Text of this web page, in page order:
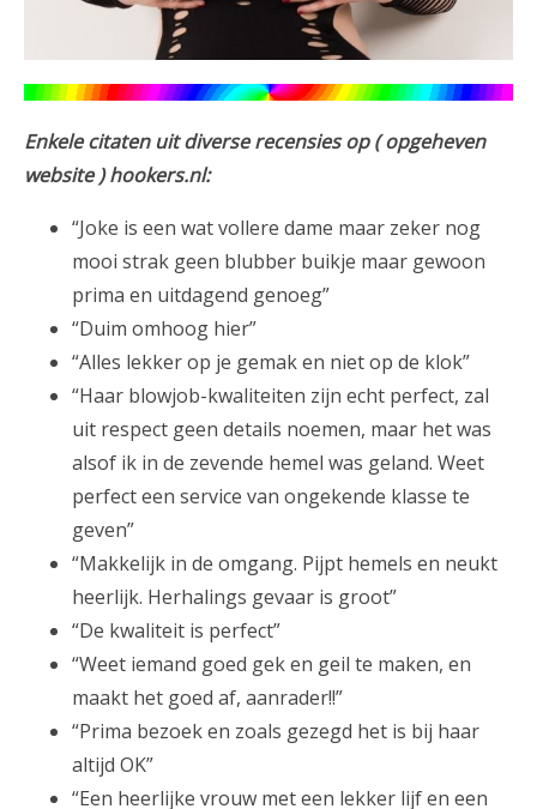
Enkele citaten uit diverse recensies op ( opgeheven
website ) hookers.nl:
“Joke is een wat vollere dame maar zeker nog
mooi strak geen blubber buikje maar gewoon
prima en uitdagend genoeg”
“Duim omhoog hier”
“Alles lekker op je gemak en niet op de klok”
“Haar blowjob-kwaliteiten zijn echt perfect, zal
uit respect geen details noemen, maar het was
alsof ik in de zevende hemel was geland. Weet
perfect een service van ongekende klasse te
geven”
“Makkelijk in de omgang. Pijpt hemels en neukt
heerlijk. Herhalings gevaar is groot”
“De kwaliteit is perfect”
“Weet iemand goed gek en geil te maken, en
maakt het goed af, aanrader!!”
“Prima bezoek en zoals gezegd het is bij haar
altijd OK”
“Een heerlijke vrouw met een lekker lijf en een